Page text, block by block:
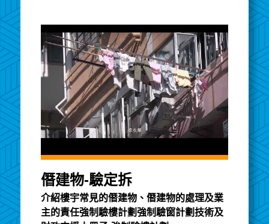
僭建物-驗定拆
介紹樓宇常見的僭建物、僭建物的處理及業
主的責任強制驗樓計劃強制驗窗計劃技術及